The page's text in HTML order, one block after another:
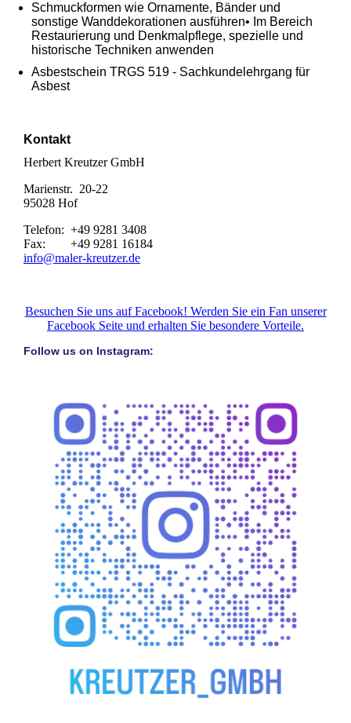
Schmuckformen wie Ornamente, Bänder und
sonstige Wanddekorationen ausführen• Im Bereich
Restaurierung und Denkmalpflege, spezielle und
historische Techniken anwenden
Asbestschein TRGS 519 - Sachkundelehrgang für
Asbest
Kontakt
Herbert Kreutzer GmbH
Marienstr. 20-22
95028 Hof
Telefon: +49 9281 3408
Fax: +49 9281 16184
info@maler-kreutzer.de
Besuchen Sie uns auf Facebook! Werden Sie ein Fan unserer
Facebook Seite und erhalten Sie besondere Vorteile.
Follow us on Instagram: